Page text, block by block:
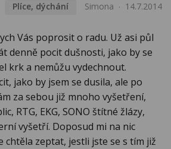
Plíce, dýchání Simona 14.7.2014
Vás poprosit o radu. Už asi půl
denně pocit dušnosti, jako by se
krk a nemůžu vydechnout.
jako by jsem se dusila, ale po
za sebou již mnoho vyšetření,
RTG, EKG, SONO štítné žlázy,
vyšetří. Doposud mi na nic
chtěla zeptat, jestli jste se s tím již